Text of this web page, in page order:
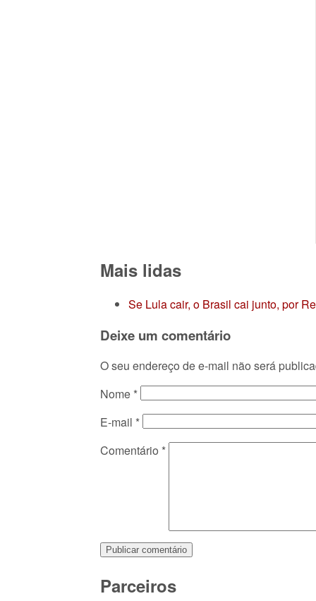
Mais lidas
Se Lula cair, o Brasil cai junto, por
Deixe um comentário
O seu endereço de e-mail não será
Nome *
E-mail *
Comentário *
Parceiros